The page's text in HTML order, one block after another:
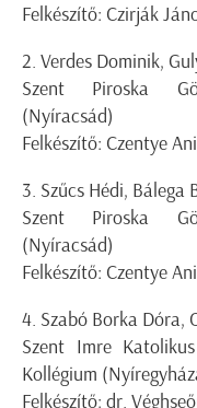
Felkészítő: Czirják
2. Verdes Dominik,
Szent Piroska
(Nyíracsád)
Felkészítő: Czentye
3. Szűcs Hédi, Bálega
Szent Piroska
(Nyíracsád)
Felkészítő: Czentye
4. Szabó Borka Dóra,
Szent Imre
Kollégium
Felkészítő: dr.